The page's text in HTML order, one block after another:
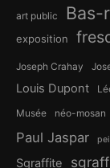
art public Bas-
exposition
Joseph Crahay
Louis Dupont
Musée néo-mosan
Paul Jaspar
Sgraffite